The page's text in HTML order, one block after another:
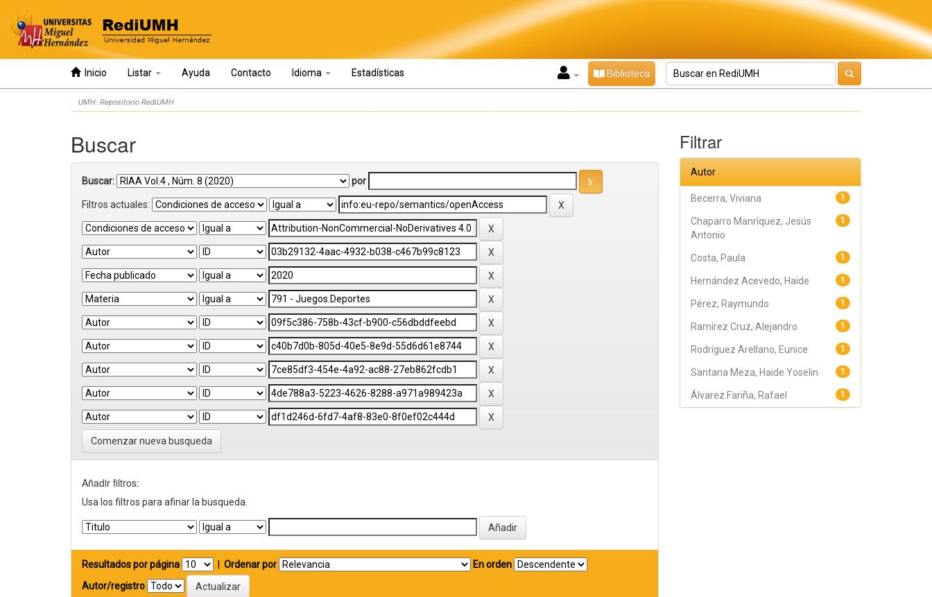
Inicio Listar Ayuda Contacto Idioma Estadísticas Biblioteca
UMH: Repositorio RediUMH
Buscar
Buscar: por
Filtros actuales:
Comenzar nueva busqueda
Añadir filtros:
Usa los filtros para afinar la busqueda.
Resultados por página Ordenar por
En orden
Autor/registro
Filtrar
Autor
1
Becerra, Viviana
1
Chaparro Manríquez, Jesús
Antonio
1
Costa, Paula
1
Hernández Acevedo, Haide
1
Pérez, Raymundo
1
Ramírez Cruz, Alejandro
1
Rodríguez Arellano, Eunice
1
Santana Meza, Haide Yoselin
1
Álvarez Fariña, Rafael